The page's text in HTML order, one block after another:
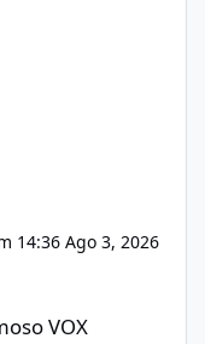
14:36 Ago 3, 2026
VOX